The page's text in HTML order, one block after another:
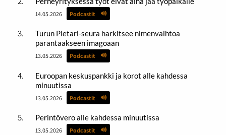
14.05.2026 Podcastit
Turun Pietari-seura harkitsee nimenvaihtoa
parantaakseen imagoaan
13.05.2026 Podcastit
Euroopan keskuspankki ja korot alle kahdessa
minuutissa
13.05.2026 Podcastit
Perintövero alle kahdessa minuutissa
13.05.2026 Podcastit